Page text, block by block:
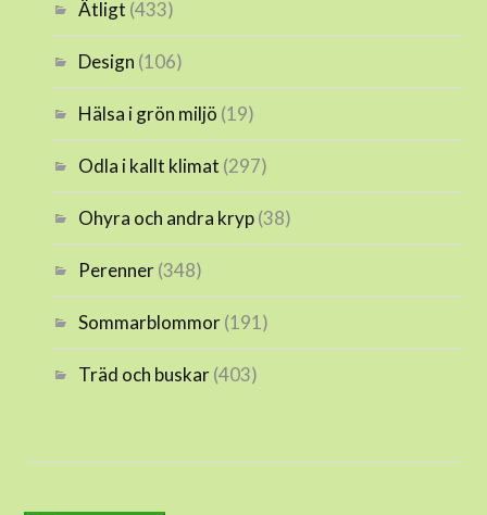
Ätligt (433)
Design (106)
Hälsa i grön miljö (19)
Odla i kallt klimat (297)
Ohyra och andra kryp(38)
Perenner(348)
Sommarblommor(191)
Träd och buskar(403)